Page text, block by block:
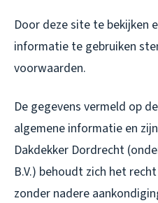
Door deze site te bekijken
informatie te gebruiken
voorwaarden.
De gegevens vermeld op
algemene informatie en
Dakdekker Dordrecht
B.V.) behoudt zich het
zonder nadere